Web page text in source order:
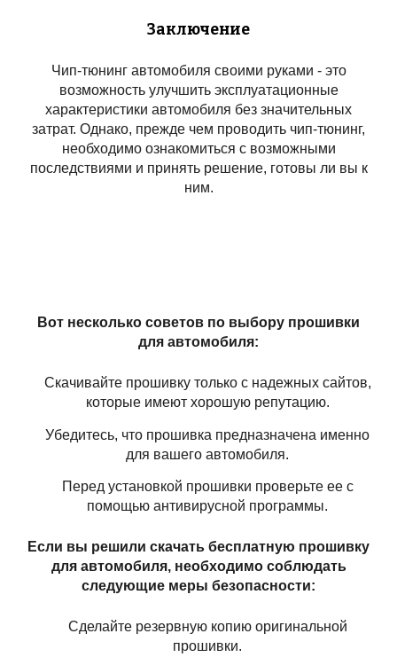
Заключение
Чип-тюнинг автомобиля своими руками - это
возможность улучшить эксплуатационные
характеристики автомобиля без значительных
затрат. Однако, прежде чем проводить чип-тюнинг,
необходимо ознакомиться с возможными
последствиями и принять решение, готовы ли вы к
ним.
Вот несколько советов по выбору прошивки
для автомобиля:
Скачивайте прошивку только с надежных сайтов,
которые имеют хорошую репутацию.
Убедитесь, что прошивка предназначена именно
для вашего автомобиля.
Перед установкой прошивки проверьте ее с
помощью антивирусной программы.
Если вы решили скачать бесплатную прошивку
для автомобиля, необходимо соблюдать
следующие меры безопасности:
Сделайте резервную копию оригинальной
прошивки.